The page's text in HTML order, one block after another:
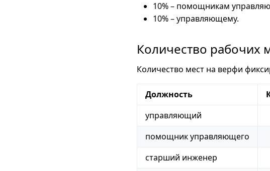
10% – помощникам
10% – управляющему.
Количество рабочих
Количество мест на верфи
Должность
управляющий
помощник управляющего
старший инженер